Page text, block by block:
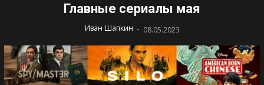
Главные сериалы мая
Иван Шапкин - 08.05.2023